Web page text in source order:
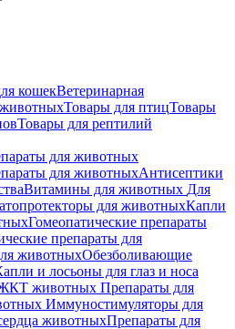
кошекВетеринарная
животныхТовары для птицТовары
Товары для рептилий
для животных
для животныхАнтисептики
Витамины для животных Для
для животныхКапли
Гомеопатические препараты
препараты для
животныхОбезболивающие
и лосьоны для глаз и носа
животных Препараты для
Иммуностимуляторы для
животныхПрепараты для